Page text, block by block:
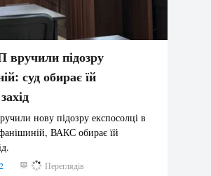
підозру
суд обирає їй
нову підозру експосолці в
ВАКС обирає їй
164 Переглядів